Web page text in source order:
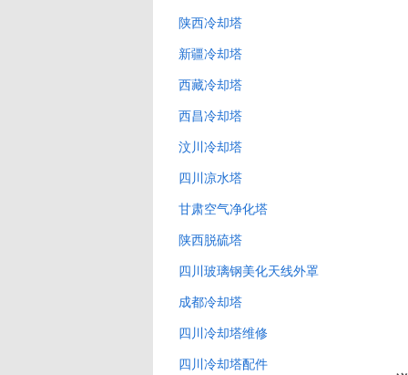
陕西冷却塔
新疆冷却塔
西藏冷却塔
西昌冷却塔
汶川冷却塔
四川凉水塔
甘肃空气净化塔
陕西脱硫塔
四川玻璃钢美化天线外罩
成都冷却塔
四川冷却塔维修
四川冷却塔配件